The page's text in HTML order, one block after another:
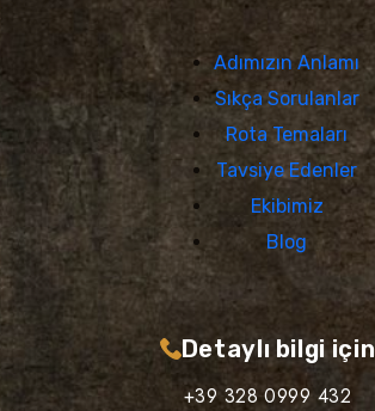
Adımızın Anlamı
Sıkça Sorulanlar
Rota Temaları
Tavsiye Edenler
Ekibimiz
Blog
Detaylı bilgi için
+39 328 0999 432